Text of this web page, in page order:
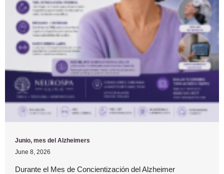
Junio, mes del Alzheimers
June 8, 2026
Durante el Mes de Concientización del Alzheimer